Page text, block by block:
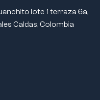
lote 1 terraza 6a,
Caldas, Colombia